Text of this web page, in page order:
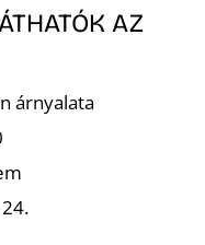
AZ
árnyalata